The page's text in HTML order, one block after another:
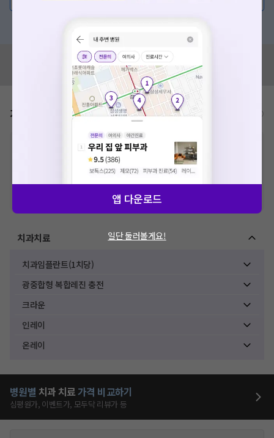
혹시 잘못된 병원정보가 있나요?
모두닥 팀에 알려주세요!
가격표 비급여/급여 진료란?
비급여 항목의 경우,추가비용 등으로 실제 가격과 상이할 수 있으니, 정확
한 가격은 해당 의료기관에 직접 문의해주세요.
건강보험심사평가원 에 고지되어 있는 급여 진료 기준 가
격입니다. (진료와 연관된 복합적인 비용이 추가되어, 병원마다 금액이 다르게
산정될 수 있는 점 참고 바랍니다.)
VAT 포함
치과치료
치과임플란트(1치당)
광중합형 복합레진 충전
크라운
인레이
온레이
병원별 치과 치료가격 비교하기
심평원가, 이벤트가, 모두닥 리뷰가 등
앱 다운로드
일단 둘러볼게요!